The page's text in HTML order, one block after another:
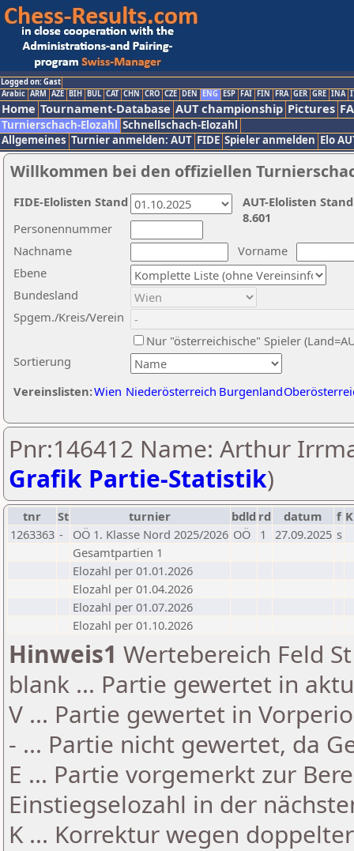
Logged on: Gast
Arabic ARM AZE BIH BUL CAT CHN CRO CZE DEN ENG ESP FAI FIN FRA GER GRE INA
Home Tournament-Database AUT championship Pictures
Turnierschach-Elozahl Schnellschach-Elozahl
Allgemeines Turnier anmelden: AUT FIDE Spieler anmelden Elo
Willkommen bei den offiziellen
Nachname
Vorname
Ebene
Sortierung
Personennummer
Bundesland
Spgem./Kreis/Verein
Nur "österreichische" Spieler
Vereinslisten:Wien Niederösterreich Burgenland
AUT-Elolisten
8.601
FIDE-Elolisten Stand
Pnr:146412 Name: Arthur
Grafik Partie-Statistik)
tnr St turnier bdld rd datum f K
1263363 - OÖ 1. Klasse Nord 2025/2026 OÖ 1 27.09.2025 s
Gesamtpartien 1
Elozahl per 01.01.2026
Elozahl per 01.04.2026
Elozahl per 01.07.2026
Elozahl per 01.10.2026
Hinweis1 Wertebereich Feld
blank ... Partie gewertet in
V ... Partie gewertet in
- ... Partie nicht gewertet, da
E ... Partie vorgemerkt zur
Einstiegselozahl in der
K ... Korrektur wegen